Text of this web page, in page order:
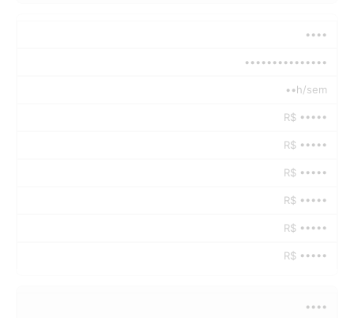
••••
•••••••••••••••
••h/sem
R$ •••••
R$ •••••
R$ •••••
R$ •••••
R$ •••••
R$ •••••
••••